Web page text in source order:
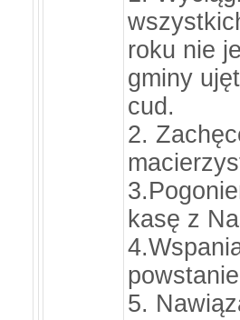
roku nie
gminy
cud.
2.
kasę z
5.